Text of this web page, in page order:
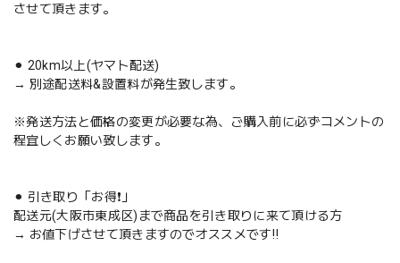
させて頂きます。
⚫︎ 20km以上(ヤマト配送)
→ 別途配送料&設置料が発生致します。
※発送方法と価格の変更が必要な為、ご購入前に必ずコメントの
程宜しくお願い致します。
⚫︎ 引き取り「お得❗️」
配送元(大阪市東成区)まで商品を引き取りに来て頂ける方
→ お値下げさせて頂きますのでオススメです‼️